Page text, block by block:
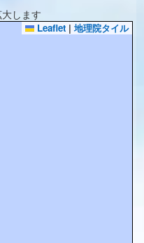
します
Leaflet | 地理院タイル